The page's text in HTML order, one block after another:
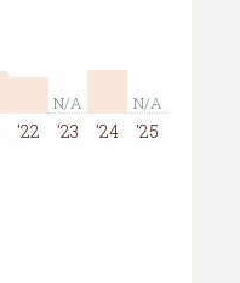
N/A N/A
'22 '23 '24 '25